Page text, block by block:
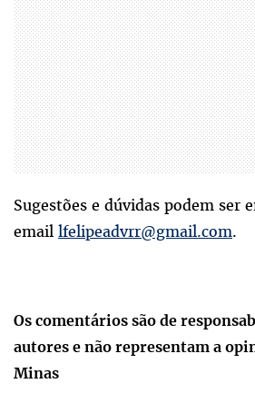
Sugestões e dúvidas podem ser
email lfelipeadvrr@gmail.com.
Os comentários são de
autores e não representam a
Minas